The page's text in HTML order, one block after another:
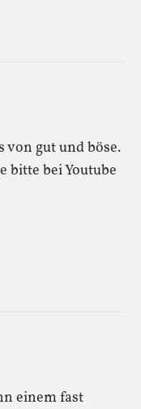
von gut und böse.
bitte bei Youtube
einem fast